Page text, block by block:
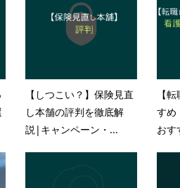
【しつこい？】保険見直
し本舗の評判を徹底解
説|キャンペーン・...
【
すめ
おす